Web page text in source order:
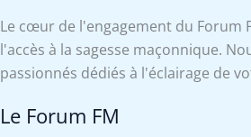
Le cœur de l'engagement du Forum
l'accès à la sagesse maçonnique.
passionnés dédiés à l'éclairage de
Le Forum FM